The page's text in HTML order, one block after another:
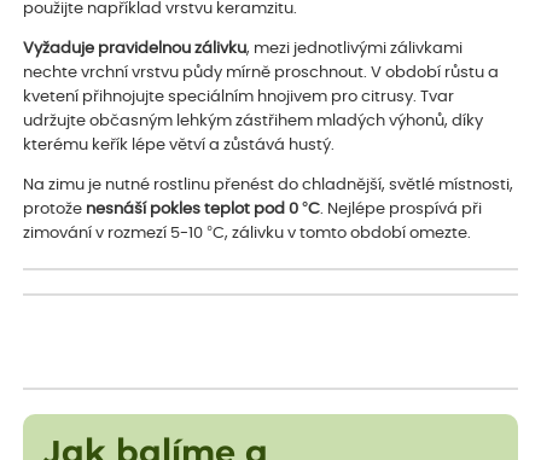
použijte například vrstvu keramzitu.
Vyžaduje pravidelnou zálivku, mezi jednotlivými zálivkami
nechte vrchní vrstvu půdy mírně proschnout. V období růstu a
kvetení přihnojujte speciálním hnojivem pro citrusy. Tvar
udržujte občasným lehkým zástřihem mladých výhonů, díky
kterému keřík lépe větví a zůstává hustý.
Na zimu je nutné rostlinu přenést do chladnější, světlé místnosti,
protože nesnáší pokles teplot pod 0 °C. Nejlépe prospívá při
zimování v rozmezí 5-10 °C, zálivku v tomto období omezte.